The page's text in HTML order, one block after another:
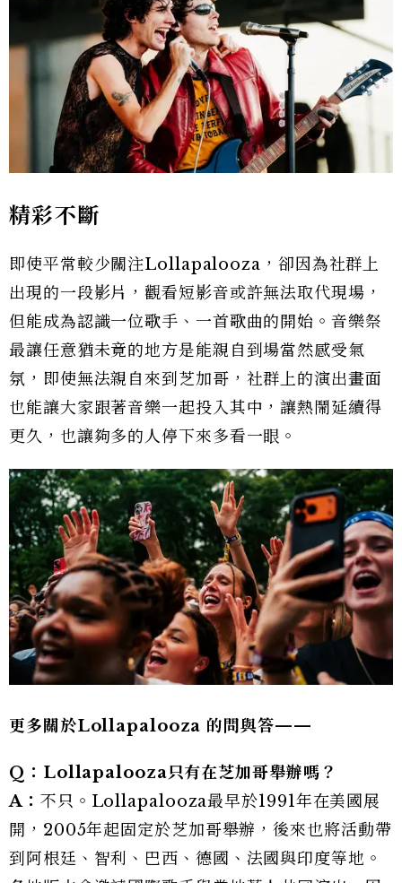
精彩不斷
即使平常較少關注Lollapalooza，卻因為社群上
出現的一段影片，觀看短影音或許無法取代現場，
但能成為認識一位歌手、一首歌曲的開始。音樂祭
最讓任意猶未竟的地方是能親自到場當然感受氣
氛，即使無法親自來到芝加哥，社群上的演出畫面
也能讓大家跟著音樂一起投入其中，讓熱鬧延續得
更久，也讓夠多的人停下來多看一眼。
更多關於Lollapalooza 的問與答——
Q：Lollapalooza只有在芝加哥舉辦嗎？
A： 不只。Lollapalooza最早於1991年在美國展
開，2005年起固定於芝加哥舉辦，後來也將活動帶
到阿根廷、智利、巴西、德國、法國與印度等地。